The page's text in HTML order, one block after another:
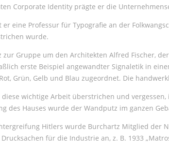
Corporate Identity prägte er die
eine Professur für Typografie an der
wurde.
zur Gruppe um den Architekten Alfred Fischer,
erste Beispiel angewandter Signaletik in
Grün, Gelb und Blau zugeordnet. Die
wichtige Arbeit überstrichen und
des Hauses wurde der Wandputz im ganzen
Hitlers wurde Burchartz Mitglied der
für die Industrie an, z. B. 1933